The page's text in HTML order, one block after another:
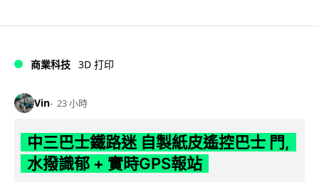
商業科技 3D 打印
Vin 23 小時
中三巴士鐵路迷 自製紙皮遙控巴士 門,
水撥識郁 + 實時GPS報站